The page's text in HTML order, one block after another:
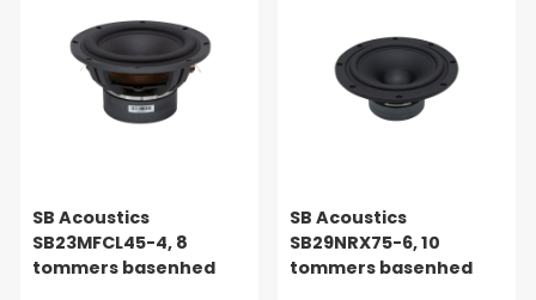
SB Acoustics
SB23MFCL45-4, 8
tommers basenhed
SB Acoustics
SB29NRX75-6, 10
tommers basenhed